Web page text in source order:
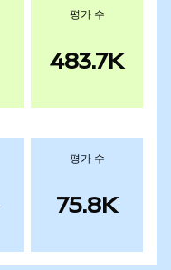
평가 수
483.7K
평가 수
75.8K